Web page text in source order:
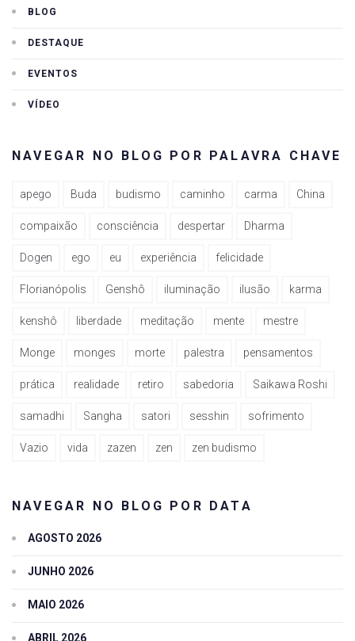
BLOG
DESTAQUE
EVENTOS
VÍDEO
NAVEGAR NO BLOG POR PALAVRA CHAVE
apego Buda budismo caminho carma China
compaixão consciência despertar Dharma
Dogen ego eu experiência felicidade
Florianópolis Genshô iluminação ilusão karma
kenshô liberdade meditação mente mestre
Monge monges morte palestra pensamentos
prática realidade retiro sabedoria Saikawa Roshi
samadhi Sangha satori sesshin sofrimento
Vazio vida zazen zen zen budismo
NAVEGAR NO BLOG POR DATA
AGOSTO 2026
JUNHO 2026
MAIO 2026
ABRIL 2026